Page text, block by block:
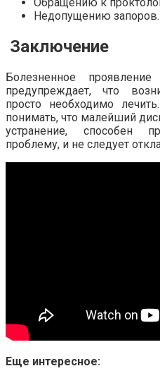
Недопущению запоров.
Заключение
Болезненное
предупреждает, что
просто необходимо
понимать, что малейший
устранение, способен
проблему, и не следует
Еще интересное: